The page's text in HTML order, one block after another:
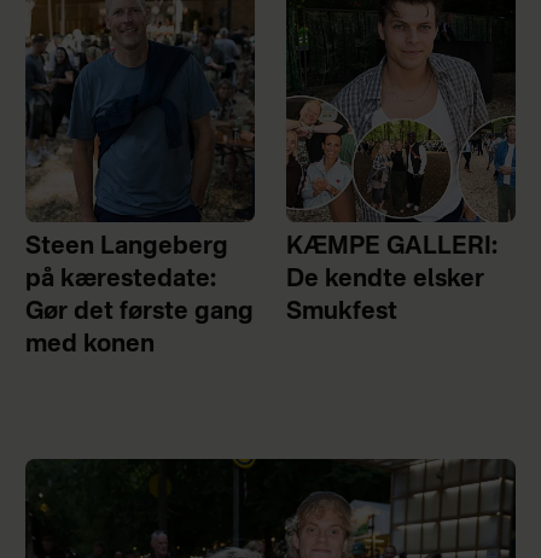
Steen Langeberg
på kærestedate:
Gør det første gang
med konen
KÆMPE GALLERI:
De kendte elsker
Smukfest